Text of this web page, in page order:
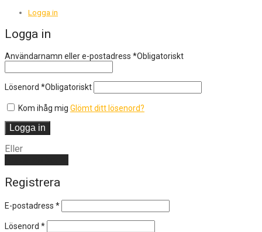
Logga in
Logga in
Användarnamn eller e-postadress *Obligatoriskt
Lösenord *Obligatoriskt
Kom ihåg mig Glömt ditt lösenord?
Logga in
Eller
Registrera
E-postadress *
Lösenord *